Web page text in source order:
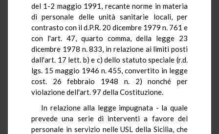
del 1-2 maggio 1991, recante norme in materia
di personale delle unità sanitarie locali, per
contrasto con il d.P.R. 20 dicembre 1979 n. 761 e
con l'art. 47, quarto comma, della legge 23
dicembre 1978 n. 833, in relazione ai limiti posti
dall'art. 17 lett. b) e c) dello statuto speciale (r.d.
lgs. 15 maggio 1946 n. 455, convertito in legge
cost. 26 febbraio 1948 n. 2) nonché per
violazione dell'art. 97 della Costituzione.
In relazione alla legge impugnata - la quale
prevede una serie di interventi a favore del
personale in servizio nelle USL della Sicilia, che